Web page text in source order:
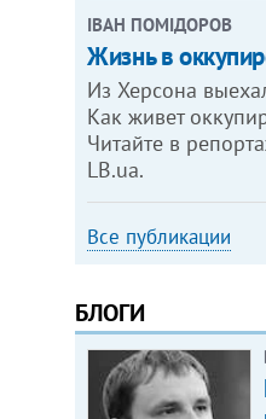
ІВАН ПОМІДОРОВ
Жизнь в
Из Херсона
Как живет
Читайте в
LB.ua.
Все публикации
БЛОГИ